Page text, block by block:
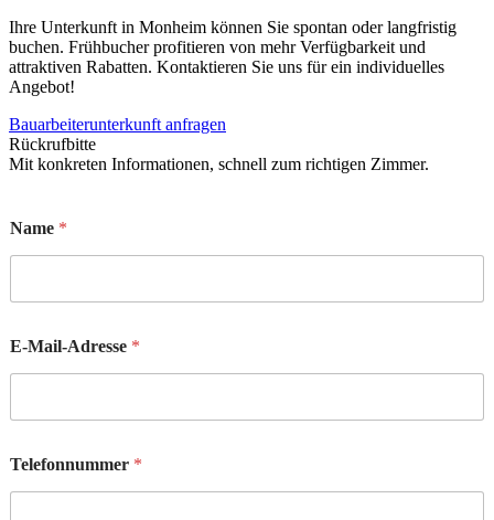
Ihre Unterkunft in Monheim können Sie spontan oder langfristig
buchen. Frühbucher profitieren von mehr Verfügbarkeit und
attraktiven Rabatten. Kontaktieren Sie uns für ein individuelles
Angebot!
Bauarbeiterunterkunft anfragen
Rückrufbitte
Mit konkreten Informationen, schnell zum richtigen Zimmer.
Name *
E-Mail-Adresse *
Telefonnummer *